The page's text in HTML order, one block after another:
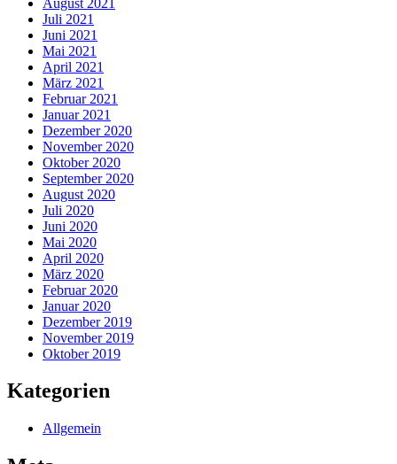
Juli 2021
Juni 2021
Mai 2021
April 2021
März 2021
Februar 2021
Januar 2021
Dezember 2020
November 2020
Oktober 2020
September 2020
August 2020
Juli 2020
Juni 2020
Mai 2020
April 2020
März 2020
Februar 2020
Januar 2020
Dezember 2019
November 2019
Oktober 2019
Kategorien
Allgemein